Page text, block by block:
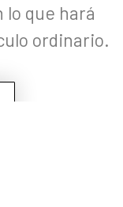
lo que hará
ordinario.